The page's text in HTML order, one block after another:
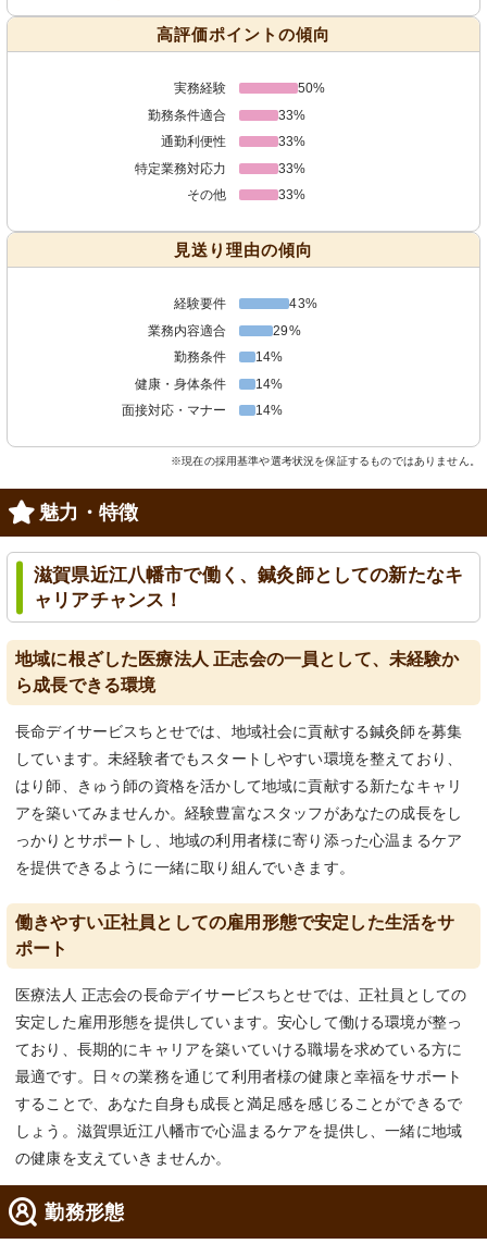
高評価ポイントの傾向
実務経験
50%
勤務条件適合
33%
通勤利便性
33%
特定業務対応力
33%
その他
33%
見送り理由の傾向
経験要件
43%
業務内容適合
29%
勤務条件
14%
健康・身体条件
14%
面接対応・マナー
14%
※現在の採用基準や選考状況を保証するものではありません。
魅力・特徴
滋賀県近江八幡市で働く、鍼灸師としての新たなキ
ャリアチャンス！
地域に根ざした医療法人 正志会の一員として、未経験か
ら成長できる環境
長命デイサービスちとせでは、地域社会に貢献する鍼灸師を募集
しています。未経験者でもスタートしやすい環境を整えており、
はり師、きゅう師の資格を活かして地域に貢献する新たなキャリ
アを築いてみませんか。経験豊富なスタッフがあなたの成長をし
っかりとサポートし、地域の利用者様に寄り添った心温まるケア
を提供できるように一緒に取り組んでいきます。
働きやすい正社員としての雇用形態で安定した生活をサ
ポート
医療法人 正志会の長命デイサービスちとせでは、正社員としての
安定した雇用形態を提供しています。安心して働ける環境が整っ
ており、長期的にキャリアを築いていける職場を求めている方に
最適です。日々の業務を通じて利用者様の健康と幸福をサポート
することで、あなた自身も成長と満足感を感じることができるで
しょう。滋賀県近江八幡市で心温まるケアを提供し、一緒に地域
の健康を支えていきませんか。
勤務形態